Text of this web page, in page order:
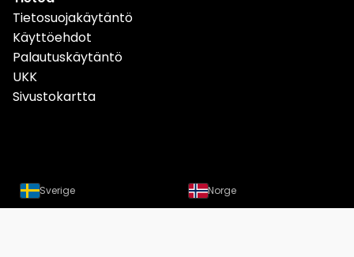
Tietosuojakäytäntö
Käyttöehdot
Palautuskäytäntö
UKK
Sivustokartta
Sverige Norge